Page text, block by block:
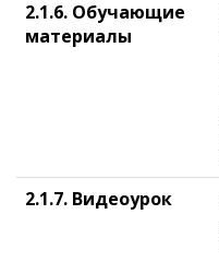
2.1.6. Обучающие
материалы
2.1.7. Видеоурок